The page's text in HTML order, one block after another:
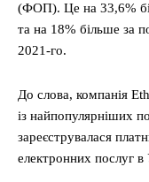
(ФОП). Це на 33,6%
та на 18% більше за
2021-го.
До слова, компанія
із найпопулярніших
зареєструвалася
електронних послуг в